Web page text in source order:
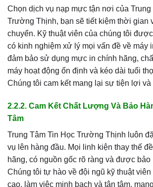
Chọn dịch vụ nạp mực tận nơi của Trung
Trường Thịnh, bạn sẽ tiết kiệm thời gian
chuyển. Kỹ thuật viên của chúng tôi
có kinh nghiệm xử lý mọi vấn đề về máy
đảm bảo sử dụng mực in chính hãng,
máy hoạt động ổn định và kéo dài tuổi
Chúng tôi cam kết mang lại sự tiện lợi
2.2.2. Cam Kết Chất Lượng Và Bảo
Tâm
Trung Tâm Tin Học Trường Thịnh luôn
vụ lên hàng đầu. Mọi linh kiện thay thế
hãng, có nguồn gốc rõ ràng và được bảo
Chúng tôi tự hào về đội ngũ kỹ thuật viên
cao, làm việc minh bạch và tận tâm,